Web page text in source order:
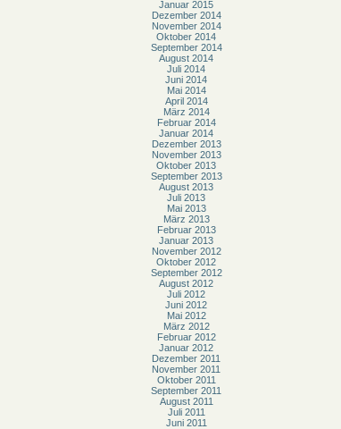
Januar 2015
Dezember 2014
November 2014
Oktober 2014
September 2014
August 2014
Juli 2014
Juni 2014
Mai 2014
April 2014
März 2014
Februar 2014
Januar 2014
Dezember 2013
November 2013
Oktober 2013
September 2013
August 2013
Juli 2013
Mai 2013
März 2013
Februar 2013
Januar 2013
November 2012
Oktober 2012
September 2012
August 2012
Juli 2012
Juni 2012
Mai 2012
März 2012
Februar 2012
Januar 2012
Dezember 2011
November 2011
Oktober 2011
September 2011
August 2011
Juli 2011
Juni 2011